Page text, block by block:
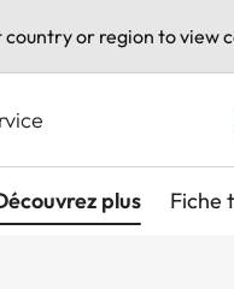
country or region to view
plus Fiche